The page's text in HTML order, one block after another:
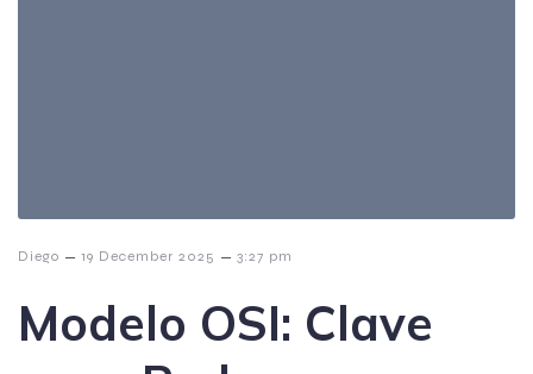
Diego – 19 December 2025 – 3:27 pm
Modelo OSI: Clave